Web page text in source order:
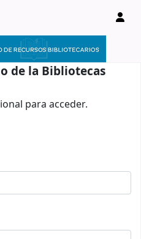
de la Bibliotecas
para acceder.